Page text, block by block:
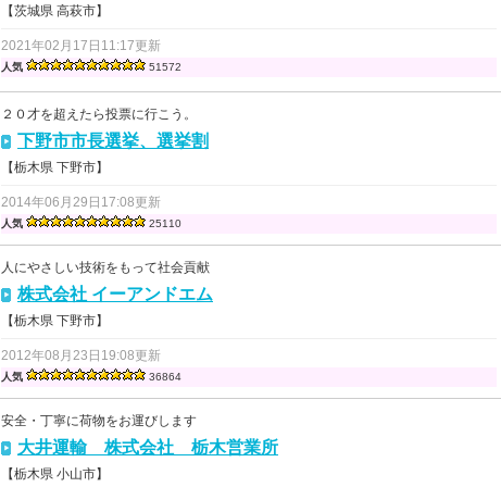
【茨城県 高萩市】
2021年02月17日11:17更新
人気 51572
２０才を超えたら投票に行こう。
下野市市長選挙、選挙割
【栃木県 下野市】
2014年06月29日17:08更新
人気 25110
人にやさしい技術をもって社会貢献
株式会社 イーアンドエム
【栃木県 下野市】
2012年08月23日19:08更新
人気 36864
安全・丁寧に荷物をお運びします
大井運輸 株式会社 栃木営業所
【栃木県 小山市】